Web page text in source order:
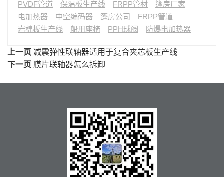
PVDF管道 保温板生产线 FRPP管材
篷房厂家
电加热器
中空编码器 篷房公司
FRPP管道
岩棉板生产线
船用座椅 PPH球阀 防爆电加热器
上一页 减震弹性联轴器适用于复合夹芯板生产线
下一页 膜片联轴器怎么拆卸